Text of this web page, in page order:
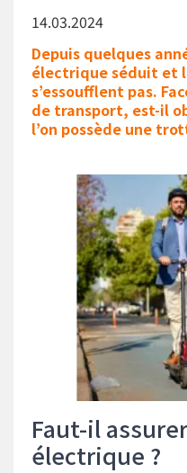
14.03.2024
Depuis quelques
électrique séduit et
s’essoufflent pas.
de transport, est-il
l’on possède une
Faut-il
électrique ?